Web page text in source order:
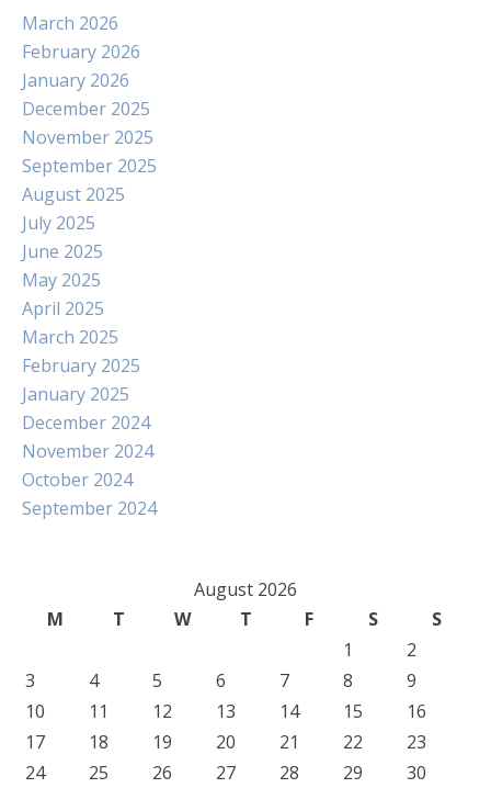
March 2026
February 2026
January 2026
December 2025
November 2025
September 2025
August 2025
July 2025
June 2025
May 2025
April 2025
March 2025
February 2025
January 2025
December 2024
November 2024
October 2024
September 2024
August 2026
M
T W T F S
S
1
2
3
4 5 6 7 8
9
10
11 12 13 14 15
16
17
18 19 20 21 22
23
24
25 26 27 28 29
30